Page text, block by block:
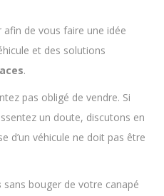
afin de vous faire une idée
et des solutions
.
pas obligé de vendre. Si
un doute, discutons en
d’un véhicule ne doit pas être
sans bouger de votre canapé